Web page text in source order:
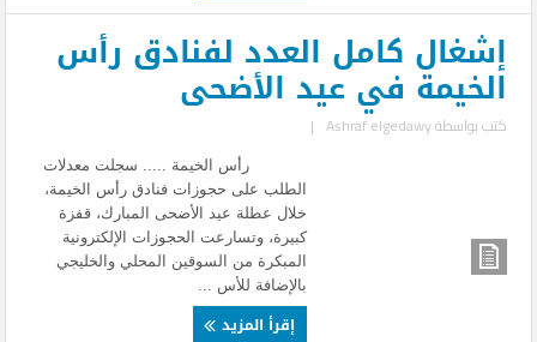
إشغال كامل العدد لفنادق رأس
الخيمة في عيد الأضحى
كتب بواسطةAshraf elgedawy
|
رأس الخيمة ..... سجلت معدلات
الطلب على حجوزات فنادق رأس الخيمة،
خلال عطلة عيد الأضحى المبارك، قفزة
كبيرة، وتسارعت الحجوزات الإلكترونية
المبكرة من السوقين المحلي والخليجي
بالإضافة للأس ...
إقرأ المزيد